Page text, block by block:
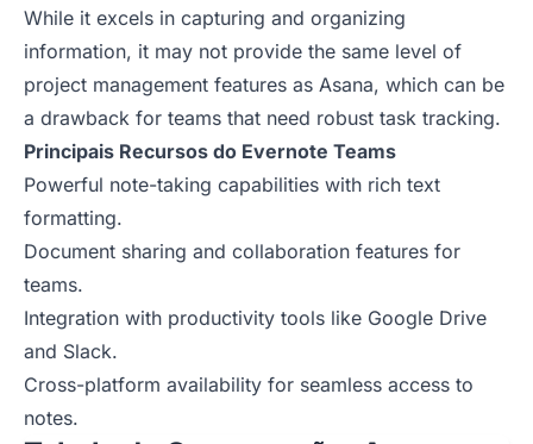
While it excels in capturing and organizing
information, it may not provide the same level of
project management features as Asana, which can be
a drawback for teams that need robust task tracking.
Principais Recursos do Evernote Teams
Powerful note-taking capabilities with rich text
formatting.
Document sharing and collaboration features for
teams.
Integration with productivity tools like Google Drive
and Slack.
Cross-platform availability for seamless access to
notes.